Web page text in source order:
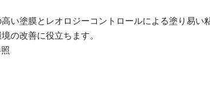
い塗膜とレオロジーコントロールによる塗り易
の改善に役立ちます。